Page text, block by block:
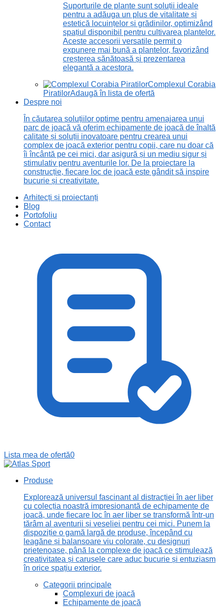
Suporturile de plante sunt soluții ideale
pentru a adăuga un plus de vitalitate și
estetică locuințelor și grădinilor, optimizând
spațiul disponibil pentru cultivarea plantelor.
Aceste accesorii versatile permit o
expunere mai bună a plantelor, favorizând
creșterea sănătoasă și prezentarea
elegantă a acestora.
Complexul Corabia
PiratilorAdaugă în lista de ofertă
Despre noi
În căutarea soluțiilor optime pentru amenajarea unui
parc de joacă vă oferim echipamente de joacă de înaltă
calitate și soluții inovatoare pentru crearea unui
complex de joacă exterior pentru copii, care nu doar că
îi încântă pe cei mici, dar asigură și un mediu sigur și
stimulativ pentru aventurile lor. De la proiectare la
construcție, fiecare loc de joacă este gândit să inspire
bucurie și creativitate.
Arhitecți și proiectanți
Blog
Portofoliu
Contact
Lista mea de ofertă0
Produse
Explorează universul fascinant al distracției în aer liber
cu colecția noastră impresionantă de echipamente de
joacă, unde fiecare loc în aer liber se transformă într-un
tărâm al aventurii și veseliei pentru cei mici. Punem la
dispoziție o gamă largă de produse, începând cu
leagăne și balansoare viu colorate, cu designuri
prietenoase, până la complexe de joacă ce stimulează
creativitatea și carusele care aduc bucurie și entuziasm
în orice spațiu exterior.
Categorii principale
Complexuri de joacă
Echipamente de joacă